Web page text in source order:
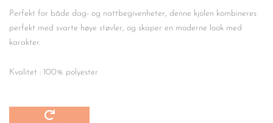
Perfekt for både dag- og nattbegivenheter, denne kjolen kombineres
perfekt med svarte høye støvler, og skaper en moderne look med
karakter.
Kvalitet : 100% polyester